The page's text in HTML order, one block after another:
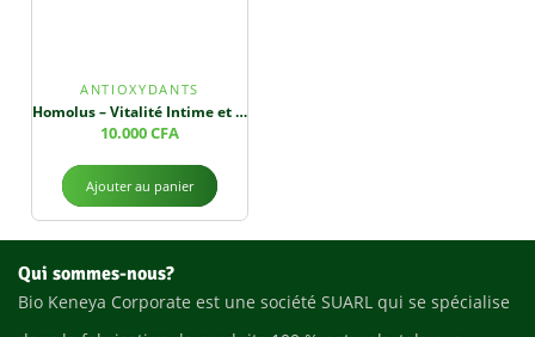
ANTIOXYDANTS
Homolus – Vitalité Intime et Bien-Être Global
10.000CFA
Ajouter au panier
Qui sommes-nous?
Bio Keneya Corporate est une société SUARL qui se spécialise